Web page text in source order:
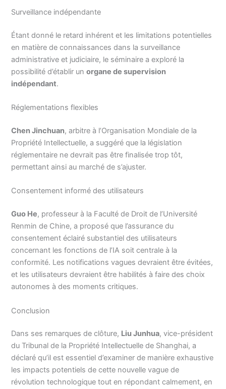
Surveillance indépendante
Étant donné le retard inhérent et les limitations potentielles
en matière de connaissances dans la surveillance
administrative et judiciaire, le séminaire a exploré la
possibilité d’établir unorgane de supervision
indépendant.
Réglementations flexibles
Chen Jinchuan, arbitre à l’Organisation Mondiale de la
Propriété Intellectuelle, a suggéré que la législation
réglementaire ne devrait pas être finalisée trop tôt,
permettant ainsi au marché de s’ajuster.
Consentement informé des utilisateurs
Guo He, professeur à la Faculté de Droit de l’Université
Renmin de Chine, a proposé que l’assurance du
consentement éclairé substantiel des utilisateurs
concernant les fonctions de l’IA soit centrale à la
conformité. Les notifications vagues devraient être évitées,
et les utilisateurs devraient être habilités à faire des choix
autonomes à des moments critiques.
Conclusion
Dans ses remarques de clôture, Liu Junhua, vice-président
du Tribunal de la Propriété Intellectuelle de Shanghai, a
déclaré qu’il est essentiel d’examiner de manière exhaustive
les impacts potentiels de cette nouvelle vague de
révolution technologique tout en répondant calmement, en